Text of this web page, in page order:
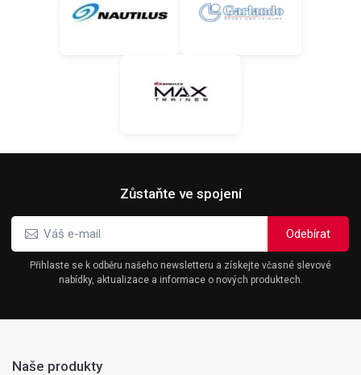
Zůstaňte ve spojení
Přihlaste se k odběru našeho newsletteru a získejte včasné slevové
nabídky, aktualizace a informace o nových produktech.
Naše produkty